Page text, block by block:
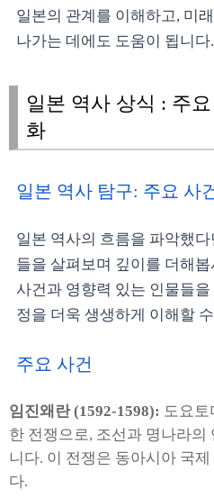
일본의 관계를 이해하고, 미
나가는 데에도 도움이 됩니다.
일본 역사 상식 : 주
화
일본 역사 탐구: 주요 사
일본 역사의 흐름을 파악했
들을 살펴보며 깊이를 더해
사건과 영향력 있는 인물들
정을 더욱 생생하게 이해할
주요 사건
임진왜란 (1592-1598): 도요토
한 전쟁으로, 조선과 명나라의
니다. 이 전쟁은 동아시아 국
다.